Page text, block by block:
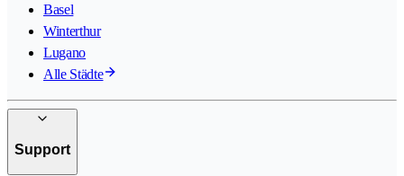
Basel
Winterthur
Lugano
Alle Städte
Support